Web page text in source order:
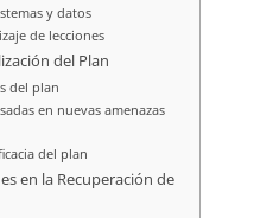
y datos
de lecciones
del Plan
del plan
en nuevas amenazas
del plan
en la Recuperación de